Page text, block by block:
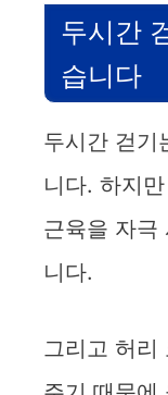
두시간
습니다
두시간 걷기
니다. 하지
근육을 자극
니다.
그리고 허리